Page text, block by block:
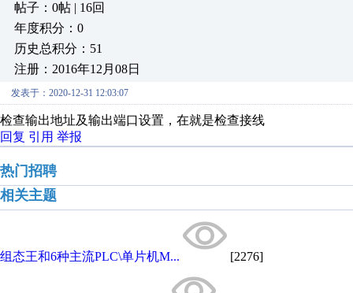
帖子：0帖 | 16回
年度积分：0
历史总积分：51
注册：2016年12月08日
发表于：2020-12-31 12:03:07
检查输出地址及输出端口设置，在就是检查接线
回复 引用 举报
热门招聘
相关主题
组态王和6种主流PLC\单片机M... [2276]